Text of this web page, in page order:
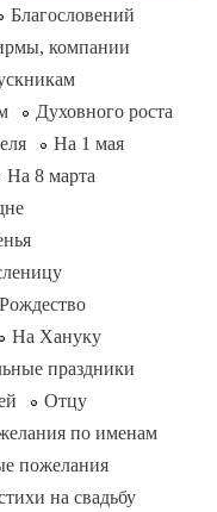
Благословений
компании
Духовного роста
На 1 мая
На 8 марта
На Хануку
праздники
Отцу
по именам
пожелания
на свадьбу